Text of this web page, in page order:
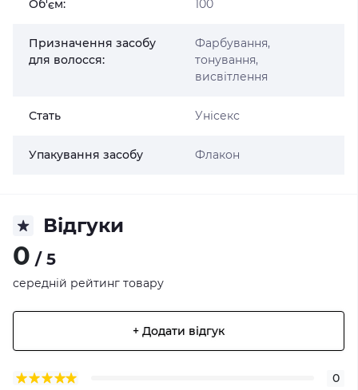
Об'єм: 100
Призначення засобу
для волосся:
Фарбування,
тонування,
висвітлення
Стать Унісекс
Упакування засобу Флакон
Відгуки
0 / 5
середній рейтинг товару
+ Додати відгук
0